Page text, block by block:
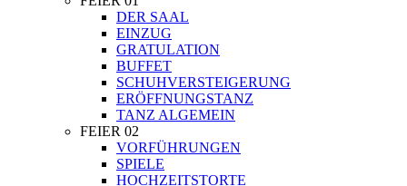
DER SAAL
EINZUG
GRATULATION
BUFFET
SCHUHVERSTEIGERUNG
ERÖFFNUNGSTANZ
TANZ ALGEMEIN
FEIER 02
VORFÜHRUNGEN
SPIELE
HOCHZEITSTORTE